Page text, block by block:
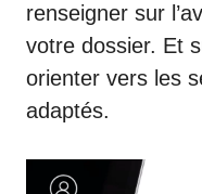
renseigner sur
votre dossier. Et
orienter vers les
adaptés.